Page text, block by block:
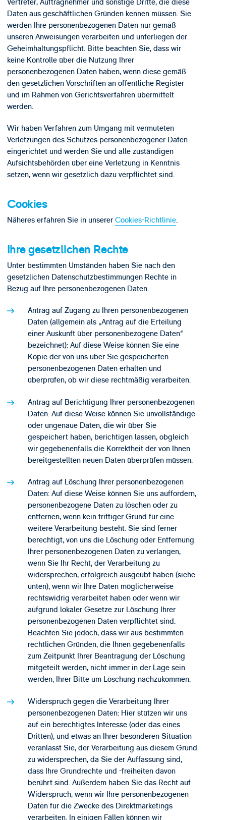
Daten aus geschäftlichen Gründen kennen müssen. Sie
werden Ihre personenbezogenen Daten nur gemäß
unseren Anweisungen verarbeiten und unterliegen der
Geheimhaltungspflicht. Bitte beachten Sie, dass wir
keine Kontrolle über die Nutzung Ihrer
personenbezogenen Daten haben, wenn diese gemäß
den gesetzlichen Vorschriften an öffentliche Register
und im Rahmen von Gerichtsverfahren übermittelt
werden.
Wir haben Verfahren zum Umgang mit vermuteten
Verletzungen des Schutzes personenbezogener Daten
eingerichtet und werden Sie und alle zuständigen
Aufsichtsbehörden über eine Verletzung in Kenntnis
setzen, wenn wir gesetzlich dazu verpflichtet sind.
Cookies
Näheres erfahren Sie in unserer Cookies-Richtlinie.
Ihre gesetzlichen Rechte
Unter bestimmten Umständen haben Sie nach den
gesetzlichen Datenschutzbestimmungen Rechte in
Bezug auf Ihre personenbezogenen Daten.
Antrag auf Zugang zu Ihren personenbezogenen
Daten (allgemein als „Antrag auf die Erteilung
einer Auskunft über personenbezogene Daten“
bezeichnet): Auf diese Weise können Sie eine
Kopie der von uns über Sie gespeicherten
personenbezogenen Daten erhalten und
überprüfen, ob wir diese rechtmäßig verarbeiten.
Antrag auf Berichtigung Ihrer personenbezogenen
Daten: Auf diese Weise können Sie unvollständige
oder ungenaue Daten, die wir über Sie
gespeichert haben, berichtigen lassen, obgleich
wir gegebenenfalls die Korrektheit der von Ihnen
bereitgestellten neuen Daten überprüfen müssen.
Antrag auf Löschung Ihrer personenbezogenen
Daten: Auf diese Weise können Sie uns auffordern,
personenbezogene Daten zu löschen oder zu
entfernen, wenn kein triftiger Grund für eine
weitere Verarbeitung besteht. Sie sind ferner
berechtigt, von uns die Löschung oder Entfernung
Ihrer personenbezogenen Daten zu verlangen,
wenn Sie Ihr Recht, der Verarbeitung zu
widersprechen, erfolgreich ausgeübt haben (siehe
unten), wenn wir Ihre Daten möglicherweise
rechtswidrig verarbeitet haben oder wenn wir
aufgrund lokaler Gesetze zur Löschung Ihrer
personenbezogenen Daten verpflichtet sind.
Beachten Sie jedoch, dass wir aus bestimmten
rechtlichen Gründen, die Ihnen gegebenenfalls
zum Zeitpunkt Ihrer Beantragung der Löschung
mitgeteilt werden, nicht immer in der Lage sein
werden, Ihrer Bitte um Löschung nachzukommen.
Widerspruch gegen die Verarbeitung Ihrer
personenbezogenen Daten: Hier stützen wir uns
auf ein berechtigtes Interesse (oder das eines
Dritten), und etwas an Ihrer besonderen Situation
veranlasst Sie, der Verarbeitung aus diesem Grund
zu widersprechen, da Sie der Auffassung sind,
dass Ihre Grundrechte und -freiheiten davon
berührt sind. Außerdem haben Sie das Recht auf
Widerspruch, wenn wir Ihre personenbezogenen
Daten für die Zwecke des Direktmarketings
verarbeiten. In einigen Fällen können wir